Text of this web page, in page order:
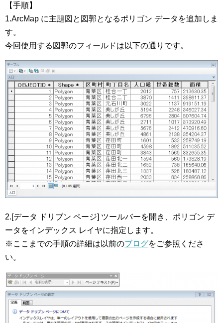
【手順】
1.ArcMap に主題図と図郭となるポリゴン データを追加しま
す。
今回使用する図郭のフィールドは以下の通りです。
2.[データ ドリブン ページ] ツールバーを開き、ポリゴン デ
ータをインデックス レイヤに指定します。
※ここまでの手順の詳細は以前のブログをご参照くださ
い。